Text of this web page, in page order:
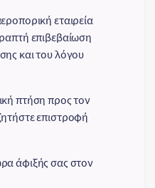
εταιρεία
επιβεβαίωση
και του λόγου
πτήση προς τον
επιστροφή
άφιξής σας στον